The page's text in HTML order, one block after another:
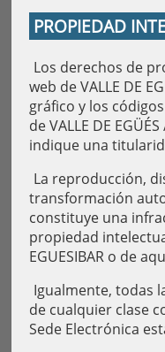
PROPIEDAD
Los derechos de
web de VALLE DE
gráfico y los
de VALLE DE
indique una
La reproducción,
transformación
constituye una
propiedad
EGUESIBAR o de
Igualmente, todas
de cualquier clase
Sede Electrónica